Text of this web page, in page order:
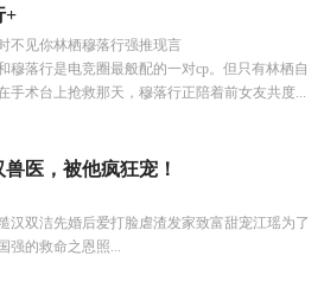
+
不见你林栖穆落行强推现言
穆落行是电竞圈最般配的一对cp。但只有林栖自
手术台上抢救那天，穆落行正陪着前女友共度...
医，被他疯狂宠！
汉双洁先婚后爱打脸虐渣发家致富甜宠江瑶为了
强的救命之恩照...